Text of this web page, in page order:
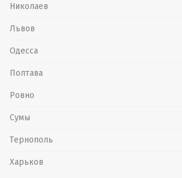
Николаев
Львов
Одесса
Полтава
Ровно
Сумы
Тернополь
Харьков